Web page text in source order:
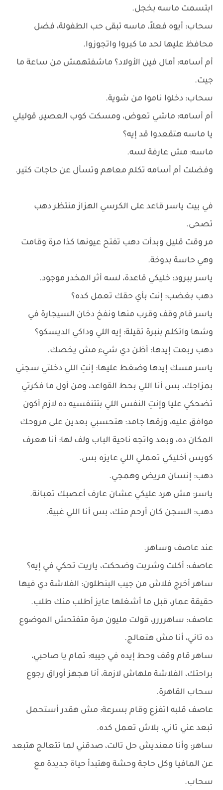
ابتسمت ماسه بخجل.
سحاب: أيوه فعلاً، ماسه تبقى حب الطفولة، فضل
محافظ عليها لحد ما كبروا واتجوزوا.
أم أسامه: أمال فين الأولاد؟ ماشفتهمش من ساعة ما
جيت.
سحاب: دخلوا ناموا من شوية.
أم أسامه: ماشي تعوض، ومسكت كوب العصير، قوليلي
يا ماسه هتقعدوا قد إيه؟
ماسه: مش عارفة لسه.
وفضلت أم أسامه تكلم معاهم وتسأل عن حاجات كتير.
في بيت ياسر قاعد على الكرسي الهزاز منتظر دهب
تصحى.
مر وقت قليل وبدأت دهب تفتح عيونها كذا مرة وقامت
وهي حاسة بدوخة.
ياسر ببرود: خليكي قاعدة، لسه أثر المخدر موجود.
دهب بغضب: إنت بأي حقك تعمل كده؟
ياسر قام وقف وقرب منها ونفخ دخان السيجارة في
وشها واتكلم بنبرة تقيلة: إيه اللي وداكي الديسكو؟
دهب ربعت إيدها: أظن دي شيء مش يخصك.
ياسر مسك إيدها وضغط عليها: إنتِ اللي دخلتي سجني
بمزاجك، بس أنا اللي بحط القواعد، ومن أول ما فكرتي
تضحكي عليا وإنتِ النفس اللي بتتنفسيه ده لازم أكون
موافق عليه، وزقها جامد: هتحسبي بعدين على مروحك
المكان ده، وبعد واتجه ناحية الباب ولف لها: أنا هعرف
كويس أخليكي تعملي اللي عايزه بس.
دهب: إنسان مريض وهمجي.
ياسر: مش هرد عليكي عشان عارف أعصبك تعبانة.
دهب: السجن كان أرحم منك، بس أنا اللي غبية.
عند عاصف وساهر.
عاصف: أكلت وشربت وضحكت، ياريت تحكي في إيه؟
ساهر أخرج فلاش من جيب البنطلون: الفلاشة دي فيها
حقيقة عمار، قبل ما أشغلها عايز أطلب منك طلب.
عاصف: ساهرررر، قولت مليون مرة متفتحش الموضوع
ده تاني، أنا مش هتعالج.
ساهر قام وقف وحط إيده في جيبه: تمام يا صاحبي،
براحتك، الفلاشة ملهاش لازمة، أنا هجهز أوراق رجوع
سحاب القاهرة.
عاصف قلبه اتفزع وقام بسرعة: مش هقدر أستحمل
تبعد عني تاني، بلاش تعمل كده.
ساهر: وأنا معنديش حل تالت، صدقني لما تتعالج هتبعد
عن المافيا وكل حاجة وحشة وهتبدأ حياة جديدة مع
سحاب.